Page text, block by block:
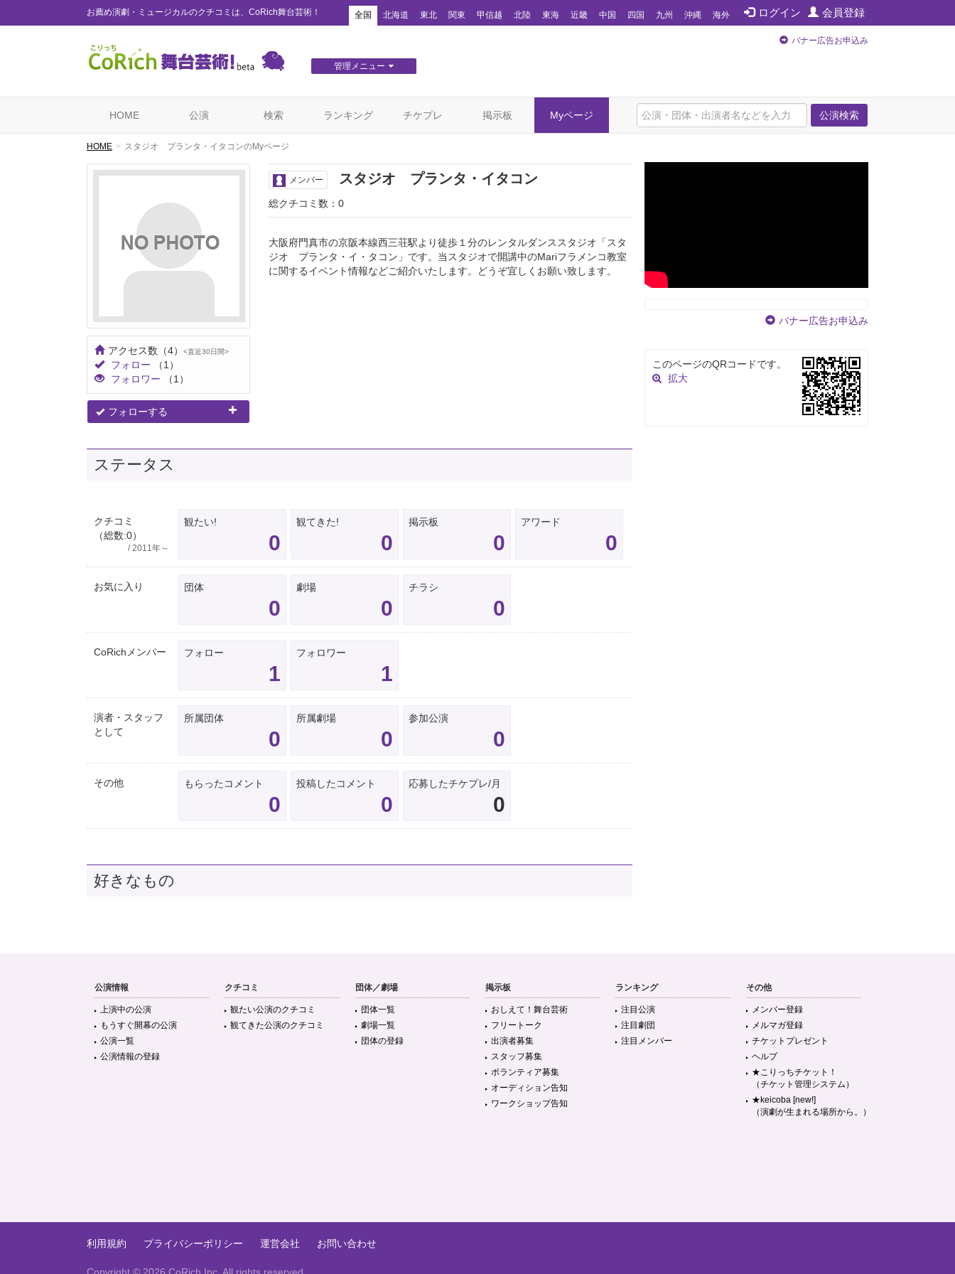
お薦め演劇・ミュージカルのクチコミは、CoRich舞台芸術！ ログイン 会員登録
全国 北海道 東北 関東 甲信越 北陸 東海 近畿 中国 四国 九州 沖縄 海外
管理メニュー
バナー広告お申込み
公演検索
HOME 公演 検索 ランキング チケプレ 掲示板 Myページ
HOME スタジオ プランタ・イタコンのMyページ
アクセス数 （4） <直近30日間>
フォロー
（1）
フォロワー
（1）
フォローする
メンバー スタジオ プランタ・イタコン
総クチコミ数：0
大阪府門真市の京阪本線西三荘駅より徒歩１分のレンタルダンススタジオ「スタ
ジオ プランタ・イ・タコン」です。当スタジオで開講中のMariフラメンコ教室
に関するイベント情報などご紹介いたします。どうぞ宜しくお願い致します。
ステータス
クチコミ
（総数:0）
/ 2011年～
観たい!
0
観てきた!
0
掲示板
0
アワード
0
お気に入り 団体
0
劇場
0
チラシ
0
CoRichメンバー フォロー
1
フォロワー
1
演者・スタッフ
として
所属団体
0
所属劇場
0
参加公演
0
その他 もらったコメント
0
投稿したコメント
0
応募したチケプレ/月
0
好きなもの
バナー広告お申込み
このページのQRコードです。
拡大
公演情報
上演中の公演
もうすぐ開幕の公演
公演一覧
公演情報の登録
クチコミ
観たい公演のクチコミ
観てきた公演のクチコミ
団体／劇場
団体一覧
劇場一覧
団体の登録
掲示板
おしえて！舞台芸術
フリートーク
出演者募集
スタッフ募集
ボランティア募集
オーディション告知
ワークショップ告知
ランキング
注目公演
注目劇団
注目メンバー
その他
メンバー登録
メルマガ登録
チケットプレゼント
ヘルプ
★こりっちチケット！
（チケット管理システム）
★keicoba [new!]
（演劇が生まれる場所から。）
利用規約 プライバシーポリシー 運営会社 お問い合わせ